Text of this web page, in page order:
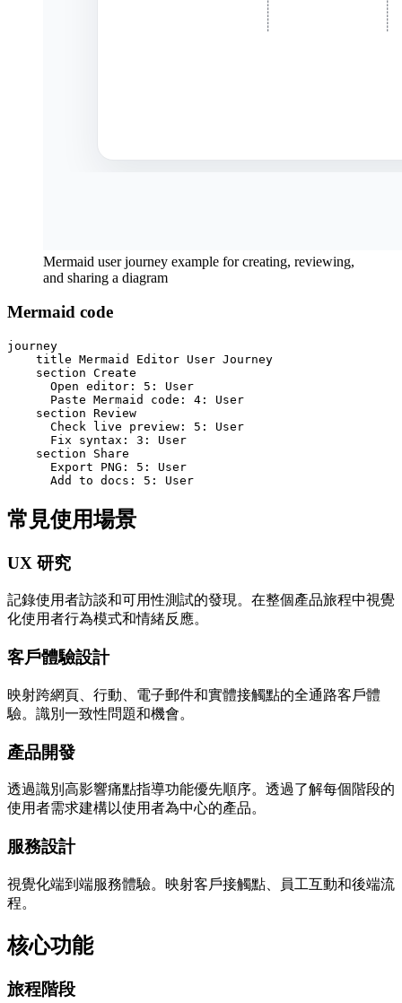
Mermaid user journey example for creating, reviewing,
and sharing a diagram
Mermaid code
journey
    title Mermaid Editor User Journey
    section Create
      Open editor: 5: User
      Paste Mermaid code: 4: User
    section Review
      Check live preview: 5: User
      Fix syntax: 3: User
    section Share
      Export PNG: 5: User
      Add to docs: 5: User
常見使用場景
UX 研究
記錄使用者訪談和可用性測試的發現。在整個產品旅程中視覺
化使用者行為模式和情緒反應。
客戶體驗設計
映射跨網頁、行動、電子郵件和實體接觸點的全通路客戶體
驗。識別一致性問題和機會。
產品開發
透過識別高影響痛點指導功能優先順序。透過了解每個階段的
使用者需求建構以使用者為中心的產品。
服務設計
視覺化端到端服務體驗。映射客戶接觸點、員工互動和後端流
程。
核心功能
旅程階段